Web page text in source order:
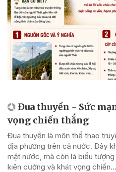
Đua thuyền - Sức
vọng chiến thắng
Đua thuyền là môn thể thao
địa phương trên cả nước. Đây
mặt nước, mà còn là biểu
kiên cường và khát vọng chiến...